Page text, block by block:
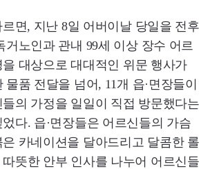
면, 지난 8일 어버이날 당일을 전후
거노인과 관내 99세 이상 장수 어르
을 대상으로 대대적인 위문 행사가
물품 전달을 넘어, 11개 읍·면장들이
의 가정을 일일이 직접 방문했다는
다. 읍·면장들은 어르신들의 가슴
카네이션을 달아드리고 달콤한 롤
뜻한 안부 인사를 나누어 어르신들